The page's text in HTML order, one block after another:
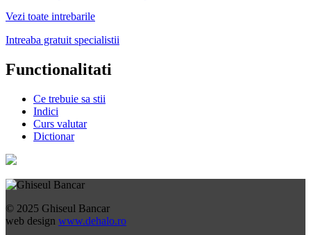
Vezi toate intrebarile
Intreaba gratuit specialistii
Functionalitati
Ce trebuie sa stii
Indici
Curs valutar
Dictionar
© 2025 Ghiseul Bancar
web design www.dehalo.ro